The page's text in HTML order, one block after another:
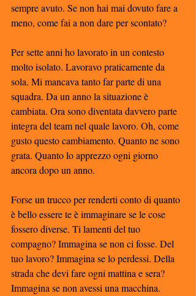
sempre avuto. Se non hai mai dovuto fare a
meno, come fai a non dare per scontato?
Per sette anni ho lavorato in un contesto
molto isolato. Lavoravo praticamente da
sola. Mi mancava tanto far parte di una
squadra. Da un anno la situazione è
cambiata. Ora sono diventata davvero parte
integra del team nel quale lavoro. Oh, come
gusto questo cambiamento. Quanto ne sono
grata. Quanto lo apprezzo ogni giorno
ancora dopo un anno.
Forse un trucco per renderti conto di quanto
è bello essere te è immaginare se le cose
fossero diverse. Ti lamenti del tuo
compagno? Immagina se non ci fosse. Del
tuo lavoro? Immagina se lo perdessi. Della
strada che devi fare ogni mattina e sera?
Immagina se non avessi una macchina.